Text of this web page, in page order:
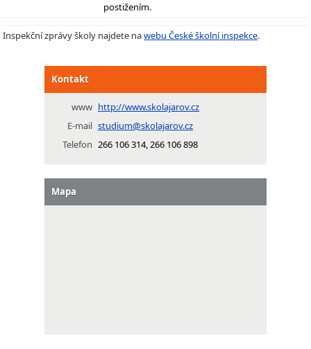
postižením.
Inspekční zprávy školy najdete nawebu České školní inspekce.
Kontakt
www http://www.skolajarov.cz
E-mail studium@skolajarov.cz
Telefon 266 106 314, 266 106 898
Mapa